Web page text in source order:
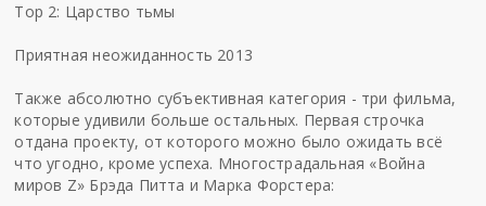
Тор 2: Царство тьмы
Приятная неожиданность 2013
Также абсолютно субъективная категория - три фильма,
которые удивили больше остальных. Первая строчка
отдана проекту, от которого можно было ожидать всё
что угодно, кроме успеха. Многострадальная «Война
миров Z» Брэда Питта и Марка Форстера: